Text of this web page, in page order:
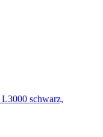
schwarz,